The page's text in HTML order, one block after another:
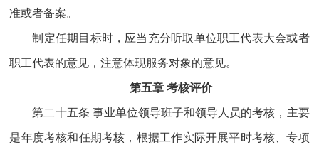
准或者备案。
制定任期目标时，应当充分听取单位职工代表大会或者
职工代表的意见，注意体现服务对象的意见。
第五章 考核评价
第二十五条 事业单位领导班子和领导人员的考核，主要
是年度考核和任期考核，根据工作实际开展平时考核、专项